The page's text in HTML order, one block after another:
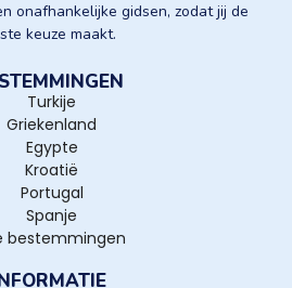
onafhankelijke gidsen, zodat jij de
keuze maakt.
Turkije
Griekenland
Egypte
Kroatië
Portugal
Spanje
bestemmingen